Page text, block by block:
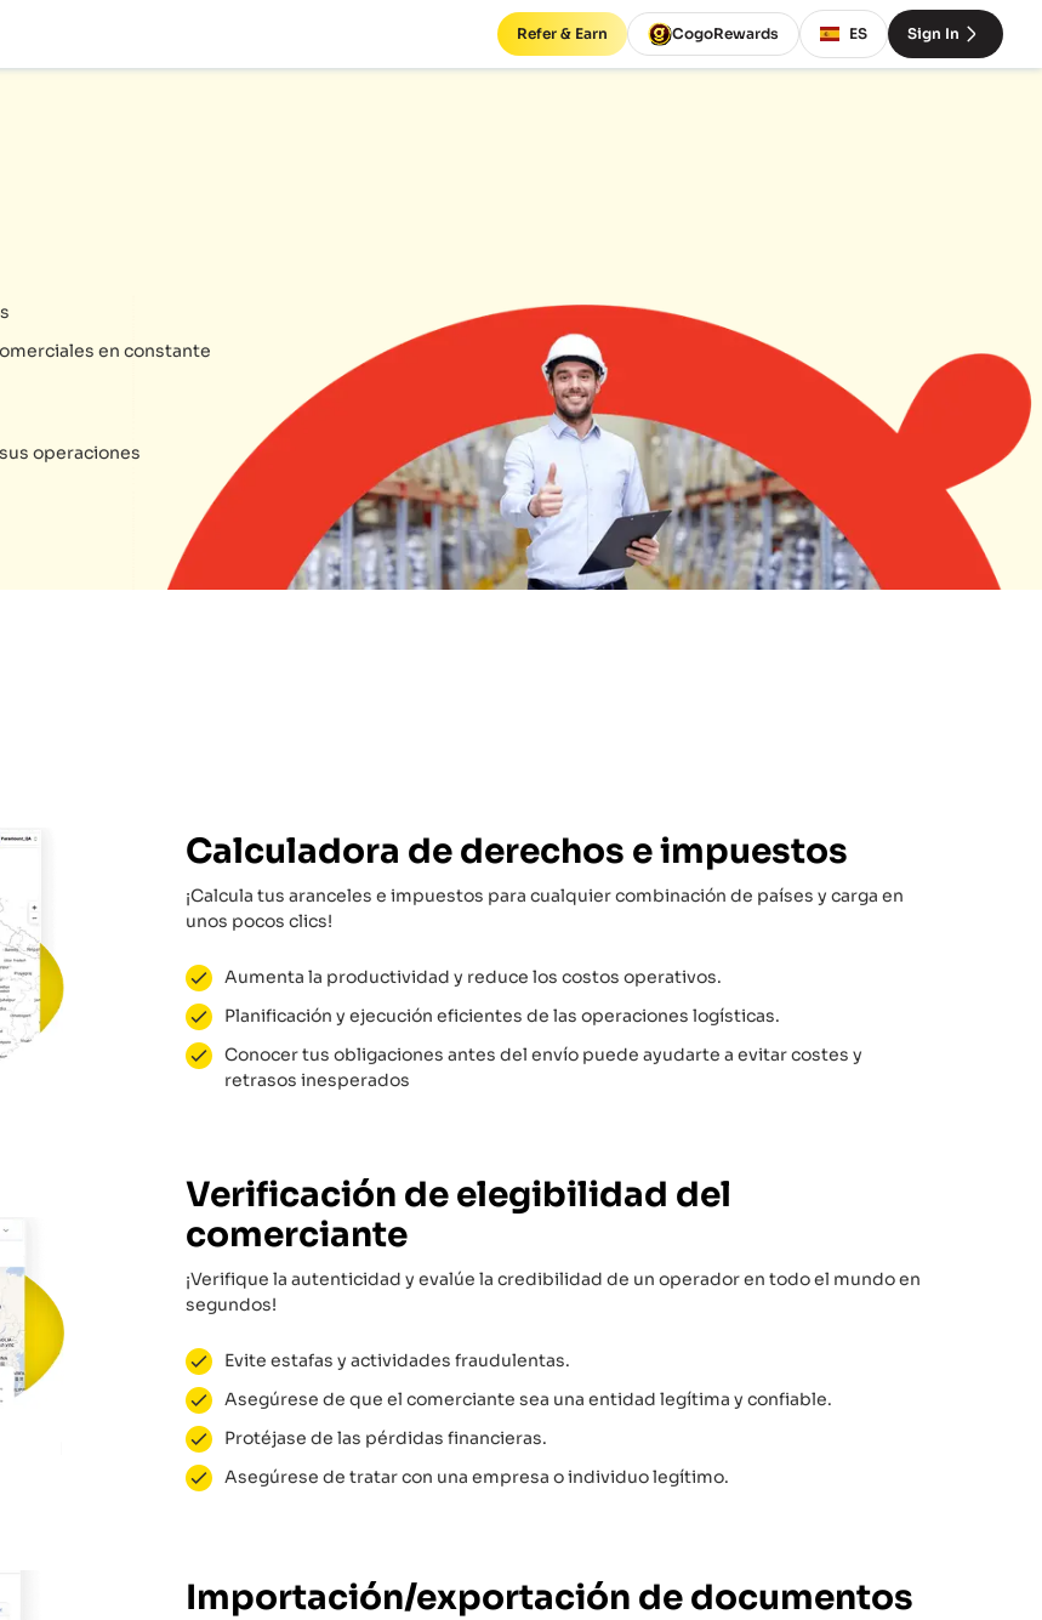
Refer & Earn CogoRewards ES Sign In
en constante
operaciones
Calculadora de derechos e impuestos
¡Calcula tus aranceles e impuestos para cualquier combinación de países y carga en
unos pocos clics!
Aumenta la productividad y reduce los costos operativos.
Planificación y ejecución eficientes de las operaciones logísticas.
Conocer tus obligaciones antes del envío puede ayudarte a evitar costes y
retrasos inesperados
Verificación de elegibilidad del
comerciante
¡Verifique la autenticidad y evalúe la credibilidad de un operador en todo el mundo en
segundos!
Evite estafas y actividades fraudulentas.
Asegúrese de que el comerciante sea una entidad legítima y confiable.
Protéjase de las pérdidas financieras.
Asegúrese de tratar con una empresa o individuo legítimo.
Importación/exportación de documentos